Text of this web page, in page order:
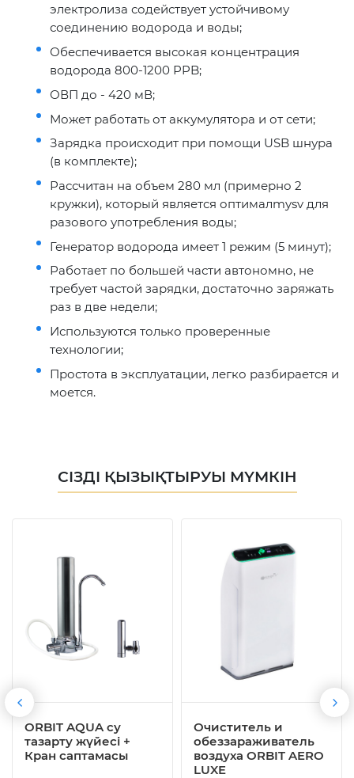
электролиза содействует устойчивому
соединению водорода и воды;
Обеспечивается высокая концентрация
водорода 800-1200 PPB;
ОВП до - 420 мВ;
Может работать от аккумулятора и от сети;
Зарядка происходит при помощи USB шнура
(в комплекте);
Рассчитан на объем 280 мл (примерно 2
кружки), который является оптималmysv для
разового употребления воды;
Генератор водорода имеет 1 режим (5 минут);
Работает по большей части автономно, не
требует частой зарядки, достаточно заряжать
раз в две недели;
Используются только проверенные
технологии;
Простота в эксплуатации, легко разбирается и
моется.
СІЗДІ ҚЫЗЫҚТЫРУЫ МҮМКІН
ORBIT AQUA су
тазарту жүйесі +
Кран саптамасы
Очиститель и
обеззараживатель
воздуха ORBIT AERO
LUXE